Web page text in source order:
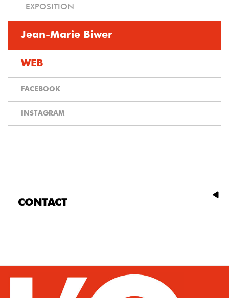
EXPOSITION
Jean-Marie Biwer
WEB
FACEBOOK
INSTAGRAM
CONTACT